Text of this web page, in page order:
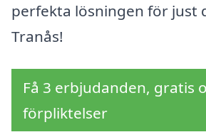
perfekta lösningen för just
Tranås!
Få 3 erbjudanden, gratis
förpliktelser